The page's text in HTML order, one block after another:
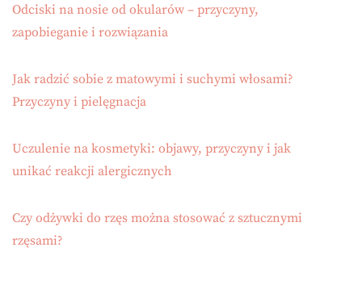
Odciski na nosie od okularów – przyczyny,
zapobieganie i rozwiązania
Jak radzić sobie z matowymi i suchymi włosami?
Przyczyny i pielęgnacja
Uczulenie na kosmetyki: objawy, przyczyny i jak
unikać reakcji alergicznych
Czy odżywki do rzęs można stosować z sztucznymi
rzęsami?